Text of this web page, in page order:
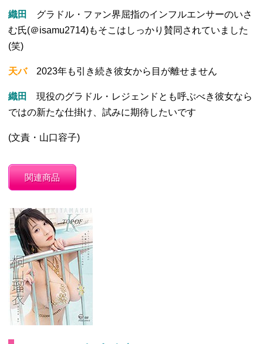
織田
グラドル・ファン界屈指のインフルエンサーのいさ
む氏(＠isamu2714)もそこはしっかり賛同されていました
(笑)
天バ2023年も引き続き彼女から目が離せません
織田
現役のグラドル・レジェンドとも呼ぶべき彼女なら
ではの新たな仕掛け、試みに期待したいです
(文責・山口容子)
関連商品